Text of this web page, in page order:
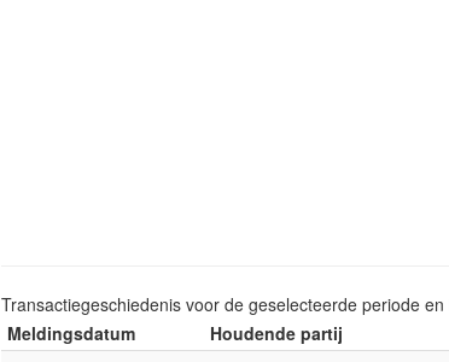
Transactiegeschiedenis voor de geselecteerde periode
Meldingsdatum
Houdende partij